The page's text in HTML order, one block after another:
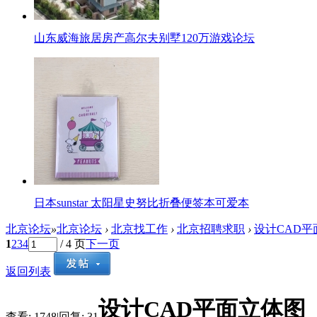
山东威海旅居房产高尔夫别墅120万游戏论坛
日本sunstar 太阳星史努比折叠便签本可爱本
北京论坛»北京论坛 › 北京找工作 › 北京招聘求职 › 设计CAD平
1234 / 4 页下一页
返回列表
设计CAD平面立体图